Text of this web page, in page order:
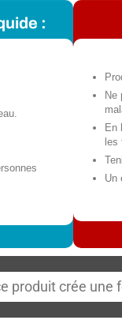
:
Ne
En
Un
produit crée